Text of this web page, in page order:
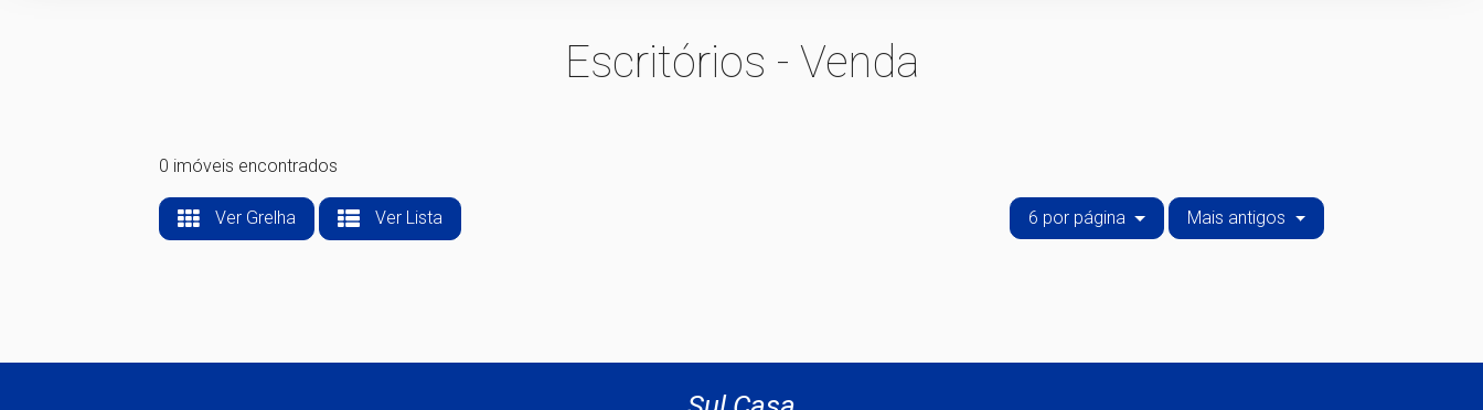
Escritórios - Venda
0 imóveis encontrados
Ver Grelha Ver Lista 6 por página Mais antigos